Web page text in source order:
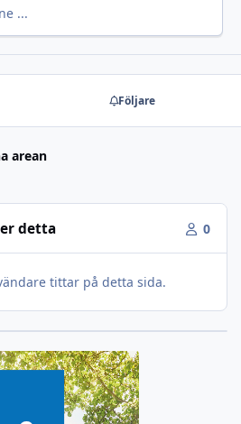
...
Följare
arean
detta 0
tittar på detta sida.